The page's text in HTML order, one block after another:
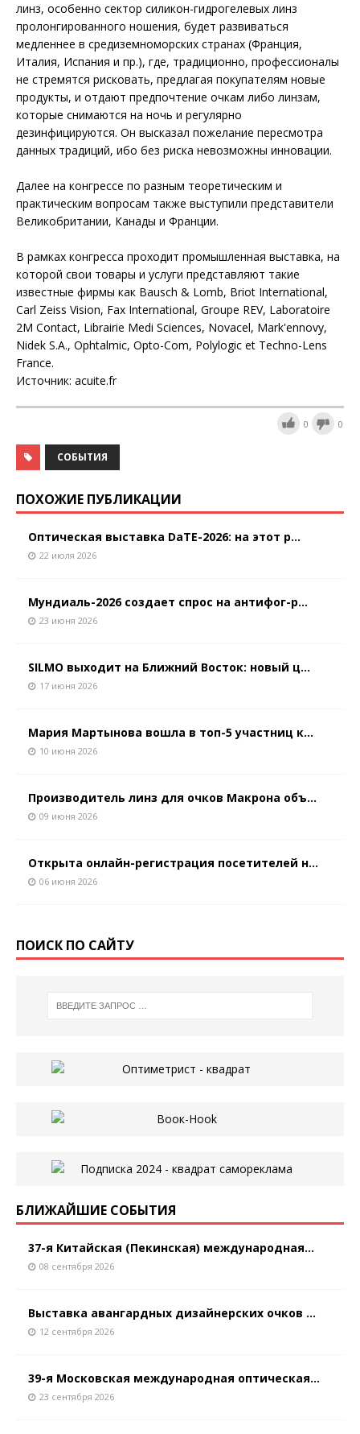
линз, особенно сектор силикон-гидрогелевых линз
пролонгированного ношения, будет развиваться
медленнее в средиземноморских странах (Франция,
Италия, Испания и пр.), где, традиционно, профессионалы
не стремятся рисковать, предлагая покупателям новые
продукты, и отдают предпочтение очкам либо линзам,
которые снимаются на ночь и регулярно
дезинфицируются. Он высказал пожелание пересмотра
данных традиций, ибо без риска невозможны инновации.
Далее на конгрессе по разным теоретическим и
практическим вопросам также выступили представители
Великобритании, Канады и Франции.
В рамках конгресса проходит промышленная выставка, на
которой свои товары и услуги представляют такие
известные фирмы как Bausch & Lomb, Briot International,
Carl Zeiss Vision, Fax International, Groupe REV, Laboratoire
2M Contact, Librairie Medi Sciences, Novacel, Mark'ennovy,
Nidek S.A., Ophtalmic, Opto-Com, Polylogic et Techno-Lens
France.
Источник: acuite.fr
0 0
СОБЫТИЯ
ПОХОЖИЕ ПУБЛИКАЦИИ
Оптическая выставка DaTE-2026: на этот р...
22 июля 2026
Мундиаль-2026 создает спрос на антифог-р...
23 июня 2026
SILMO выходит на Ближний Восток: новый ц...
17 июня 2026
Мария Мартынова вошла в топ-5 участниц к...
10 июня 2026
Производитель линз для очков Макрона объ...
09 июня 2026
Открыта онлайн-регистрация посетителей н...
06 июня 2026
ПОИСК ПО САЙТУ
БЛИЖАЙШИЕ СОБЫТИЯ
37-я Китайская (Пекинская) международная...
08 сентября 2026
Выставка авангардных дизайнерских очков ...
12 сентября 2026
39-я Московская международная оптическая...
23 сентября 2026